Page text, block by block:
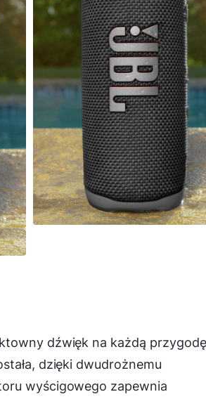
dźwięk na każdą
dzięki dwudrożnemu
wyścigowego zapewnia